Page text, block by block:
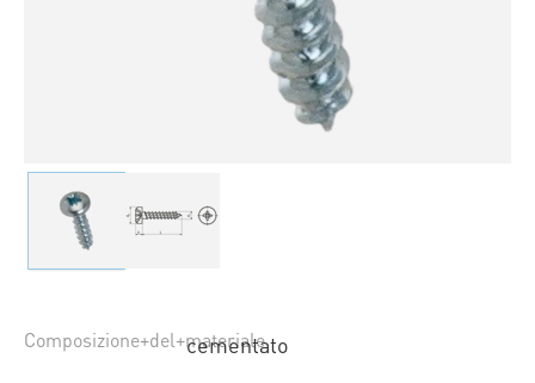
Composizione+del+materiale
cementato